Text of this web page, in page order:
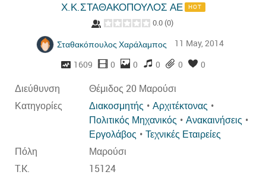
Χ.Κ.ΣΤΑΘΑΚΟΠΟΥΛΟΣ ΑΕ HOT
0.0 (0)
Σταθακόπουλος Χαράλαμπος
11 May, 2014
1609
0 0 0 0 0
Διεύθυνση
Θέμιδος 20 Μαρούσι
Κατηγορίες
Διακοσμητής
Αρχιτέκτονας
Πολιτικός Μηχανικός
Ανακαινήσεις
Εργολάβος
Τεχνικές Εταιρείες
Πόλη
Μαρούσι
T.K.
15124